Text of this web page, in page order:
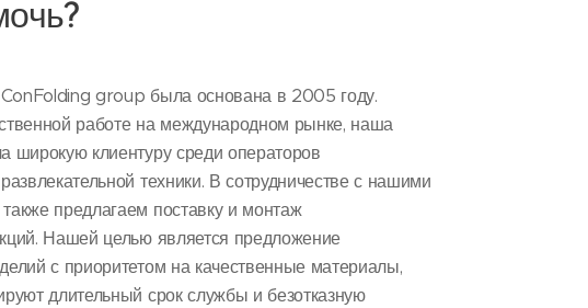
group была основана в 2005 году.
работе на международном рынке, наша
широкую клиентуру среди операторов
техники. В сотрудничестве с нашими
предлагаем поставку и монтаж
Нашей целью является предложение
с приоритетом на качественные материалы,
длительный срок службы и безотказную